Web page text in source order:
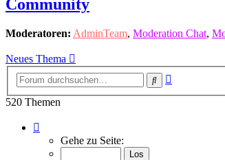
Community
Moderatoren: AdminTeam, Moderation Chat,
Neues Thema
Suche
520 Themen
von
Gehe zu Seite: